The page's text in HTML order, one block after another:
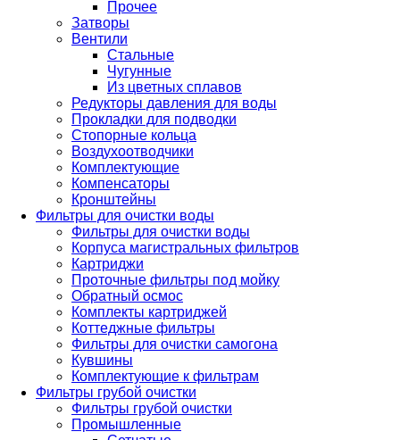
Прочее
Затворы
Вентили
Стальные
Чугунные
Из цветных сплавов
Редукторы давления для воды
Прокладки для подводки
Стопорные кольца
Воздухоотводчики
Комплектующие
Компенсаторы
Кронштейны
Фильтры для очистки воды
Фильтры для очистки воды
Корпуса магистральных фильтров
Картриджи
Проточные фильтры под мойку
Обратный осмос
Комплекты картриджей
Коттеджные фильтры
Фильтры для очистки самогона
Кувшины
Комплектующие к фильтрам
Фильтры грубой очистки
Фильтры грубой очистки
Промышленные